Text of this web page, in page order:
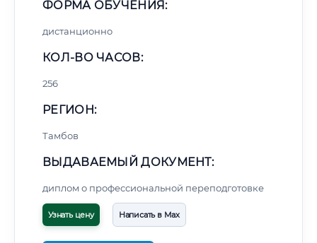
ФОРМА ОБУЧЕНИЯ:
дистанционно
КОЛ-ВО ЧАСОВ:
256
РЕГИОН:
Тамбов
ВЫДАВАЕМЫЙ ДОКУМЕНТ:
диплом о профессиональной переподготовке
Узнать цену Написать в Max